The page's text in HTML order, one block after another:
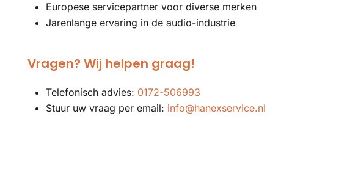
Europese servicepartner voor diverse merken
Jarenlange ervaring in de audio-industrie
Vragen? Wij helpen graag!
Telefonisch advies: 0172-506993
Stuur uw vraag per email: info@hanexservice.nl